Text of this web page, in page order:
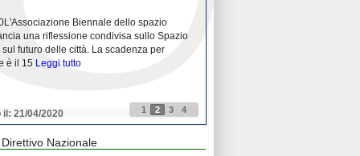
Biennale dello spazio
una riflessione condivisa sullo Spazio
futuro delle città. La scadenza per
è il 15 Leggi tutto
il: 21/04/2020 1 2 3 4
Nazionale